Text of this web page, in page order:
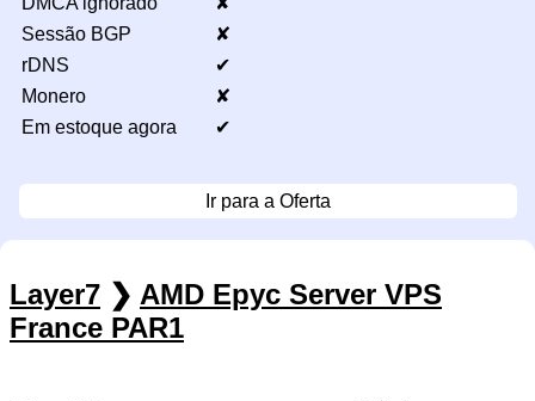
Sessão BGP
✘
rDNS
✔
Monero
✘
Em estoque agora
✔
Ir para a Oferta
Layer7 ❯ AMD Epyc Server VPS
France PAR1